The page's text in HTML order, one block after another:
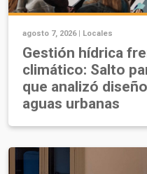
agosto 7, 2026 | Locales
Gestión hídrica
climático: Salto
que analizó
aguas urbanas